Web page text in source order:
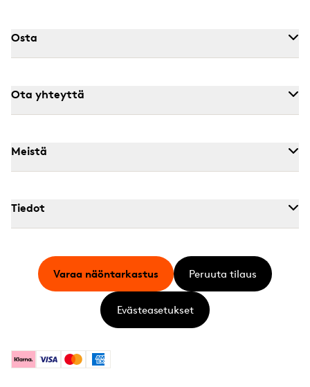
Osta
Ota yhteyttä
Meistä
Tiedot
KlarnaVisa MastercardAmerican Express
Varaa näöntarkastus Peruuta tilaus
Evästeasetukset